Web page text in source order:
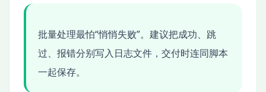
批量处理最怕“悄悄失败”。建议把成功、跳
过、报错分别写入日志文件，交付时连同脚本
一起保存。